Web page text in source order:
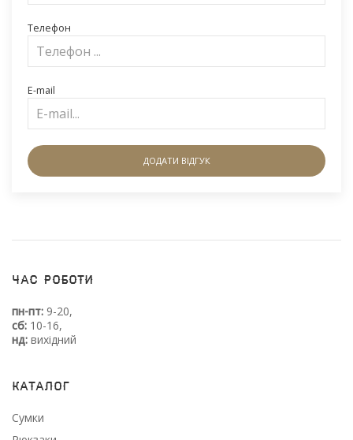
Телефон
E-mail
ДОДАТИ ВІДГУК
Час роботи
пн-пт: 9-20,
сб: 10-16,
нд: вихідний
Каталог
Сумки